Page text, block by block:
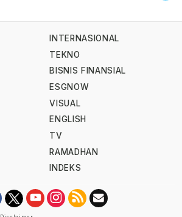
INTERNASIONAL
TEKNO
BISNIS FINANSIAL
ESGNOW
VISUAL
ENGLISH
TV
RAMADHAN
INDEKS